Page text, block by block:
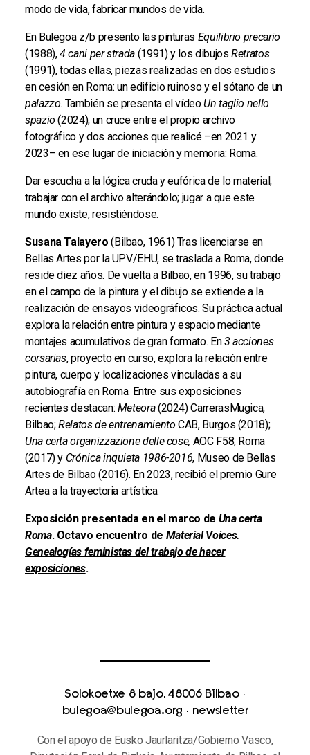
modo de vida, fabricar mundos de vida.
En Bulegoa z/b presento las pinturas Equilibrio precario
(1988),4 cani per strada (1991) y los dibujosRetratos
(1991), todas ellas, piezas realizadas en dos estudios
en cesión en Roma: un edificio ruinoso y el sótano de un
palazzo. También se presenta el vídeo Un taglio nello
spazio (2024), un cruce entre el propio archivo
fotográfico y dos acciones que realicé –en 2021 y
2023– en ese lugar de iniciación y memoria: Roma.
Dar escucha a la lógica cruda y eufórica de lo material;
trabajar con el archivo alterándolo; jugar a que este
mundo existe, resistiéndose.
Susana Talayero(Bilbao, 1961) Tras licenciarse en
Bellas Artes por la UPV/EHU, se traslada a Roma, donde
reside diez años. De vuelta a Bilbao, en 1996, su trabajo
en el campo de la pintura y el dibujo se extiende a la
realización de ensayos videográficos. Su práctica actual
explora la relación entre pintura y espacio mediante
montajes acumulativos de gran formato. En3 acciones
corsarias, proyecto en curso, explora la relación entre
pintura, cuerpo y localizaciones vinculadas a su
autobiografía en Roma. Entre sus exposiciones
recientes destacan: Meteora(2024) CarrerasMugica,
Bilbao;Relatos de entrenamiento CAB, Burgos (2018);
Una certa organizzazione delle cose, AOC F58, Roma
(2017) y Crónica inquieta 1986-2016, Museo de Bellas
Artes de Bilbao (2016). En 2023, recibió el premio Gure
Artea a la trayectoria artística.
Exposición presentada en el marco de Una certa
Roma. Octavo encuentro de Material Voices.
Genealogías feministas del trabajo de hacer
exposiciones.
Solokoetxe 8 bajo, 48006 Bilbao·
bulegoa@bulegoa.org · newsletter
Con el apoyo de Eusko Jaurlaritza/Gobierno Vasco,